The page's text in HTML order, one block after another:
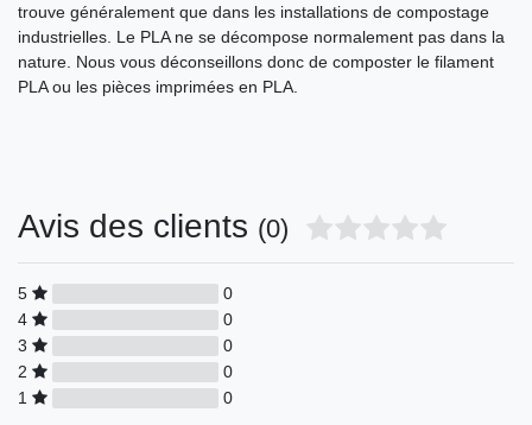
trouve généralement que dans les installations de compostage
industrielles. Le PLA ne se décompose normalement pas dans la
nature. Nous vous déconseillons donc de composter le filament
PLA ou les pièces imprimées en PLA.
Avis des clients (0)
5
0
4
0
3
0
2
0
1
0